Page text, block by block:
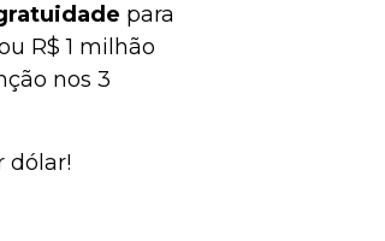
para
R$ 1 milhão
nos 3
dólar!